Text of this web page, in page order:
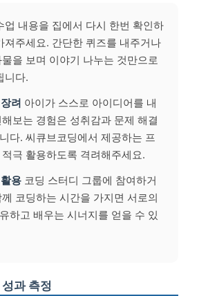
업 내용을 집에서 다시 한번 확인하
져주세요. 간단한 퀴즈를 내주거나
을 보며 이야기 나누는 것만으로
니다.
려 아이가 스스로 아이디어를 내
보는 경험은 성취감과 문제 해결
다. 씨큐브코딩에서 제공하는 프
극 활용하도록 격려해주세요.
용 코딩 스터디 그룹에 참여하거
코딩하는 시간을 가지면 서로의
하고 배우는 시너지를 얻을 수 있
과 측정